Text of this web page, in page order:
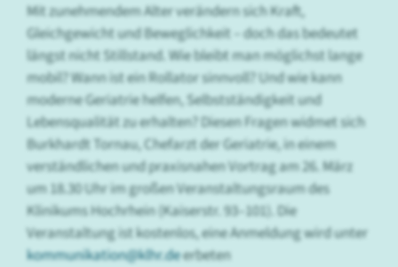
Mit zunehmendem Alter verändern sich Kraft,
Gleichgewicht und Beweglichkeit – doch das bedeutet
längst nicht Stillstand. Wie bleibt man möglichst lange
mobil? Wann ist ein Rollator sinnvoll? Und wie kann
moderne Geriatrie helfen, Selbstständigkeit und
Lebensqualität zu erhalten? Diesen Fragen widmet sich
Burkhardt Tornau, Chefarzt der Geriatrie, in einem
verständlichen und praxisnahen Vortrag am 26. März
um 18.30 Uhr im großen Veranstaltungsraum des
Klinikums Hochrhein (Kaiserstr. 93–101). Die
Veranstaltung ist kostenlos, eine Anmeldung wird unter
kommunikation@klhr.deerbeten